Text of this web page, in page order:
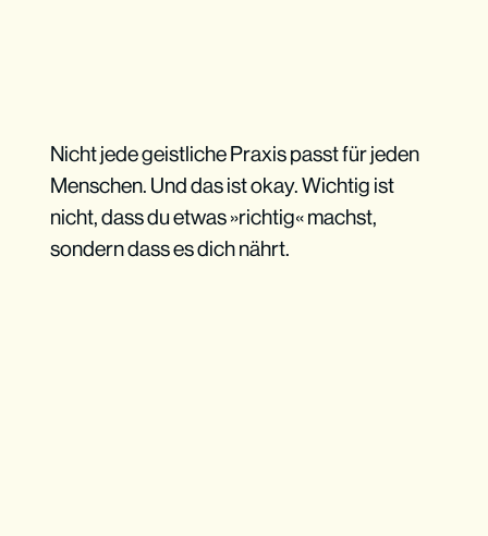
Nicht jede geistliche Praxis passt für jeden
Menschen. Und das ist okay. Wichtig ist
nicht, dass du etwas »richtig« machst,
sondern dass es dich nährt.